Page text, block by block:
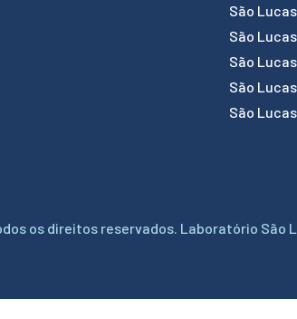
São
São
São
São
São
os direitos reservados. Laboratório São